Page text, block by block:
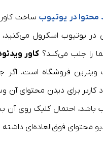
محتوا در یوتیوبساخت کاور
در یوتیوب اسکرول می‌کنید،
را جلب می‌کند؟ کاور
فروشگاه است. اگر
برای دیدن محتوای آن
باشد، احتمال کلیک روی آن
محتوای فوق‌العاده‌ای داشته